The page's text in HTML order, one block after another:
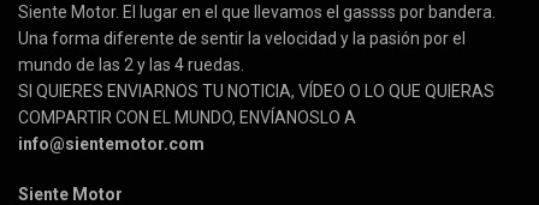
Siente Motor. El lugar en el que llevamos el gassss por bandera.
Una forma diferente de sentir la velocidad y la pasión por el
mundo de las 2 y las 4 ruedas.
SI QUIERES ENVIARNOS TU NOTICIA, VÍDEO O LO QUE QUIERAS
COMPARTIR CON EL MUNDO, ENVÍANOSLO A
info@sientemotor.com
Siente Motor